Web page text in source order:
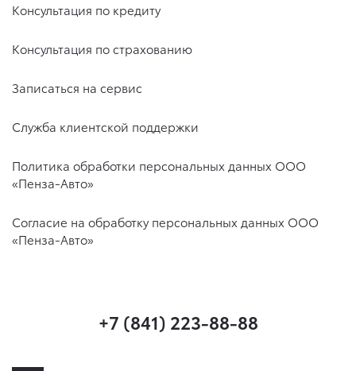
Консультация по кредиту
Консультация по страхованию
Записаться на сервис
Служба клиентской поддержки
Политика обработки персональных данных ООО
«Пенза-Авто»
Согласие на обработку персональных данных ООО
«Пенза-Авто»
+7 (841) 223-88-88